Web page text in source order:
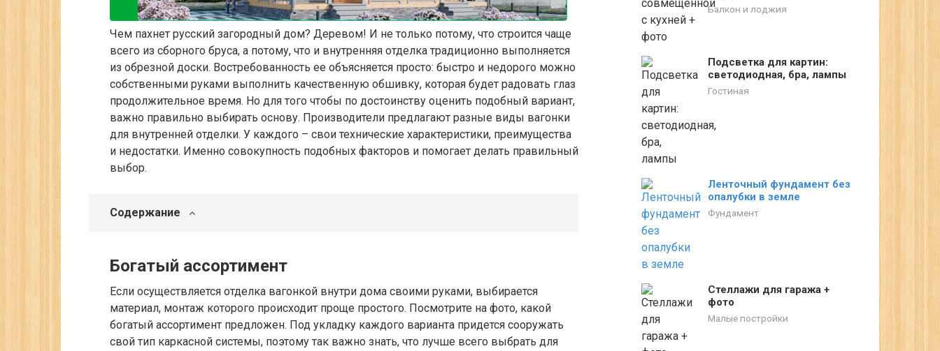
Чем пахнет русский загородный дом? Деревом! И не только потому, что строится чаще
всего из сборного бруса, а потому, что и внутренняя отделка традиционно выполняется
из обрезной доски. Востребованность ее объясняется просто: быстро и недорого можно
собственными руками выполнить качественную обшивку, которая будет радовать глаз
продолжительное время. Но для того чтобы по достоинству оценить подобный вариант,
важно правильно выбирать основу. Производители предлагают разные виды вагонки
для внутренней отделки. У каждого – свои технические характеристики, преимущества
и недостатки. Именно совокупность подобных факторов и помогает делать правильный
выбор.
Содержание
Богатый ассортимент
Если осуществляется отделка вагонкой внутри дома своими руками, выбирается
материал, монтаж которого происходит проще простого. Посмотрите на фото, какой
богатый ассортимент предложен. Под укладку каждого варианта придется сооружать
свой тип каркасной системы, поэтому так важно знать, что лучше всего выбрать для
Балкон и лоджия
Подсветка для картин:
светодиодная, бра, лампы
Гостиная
Ленточный фундамент без
опалубки в земле
Фундамент
Стеллажи для гаража +
фото
Малые постройки